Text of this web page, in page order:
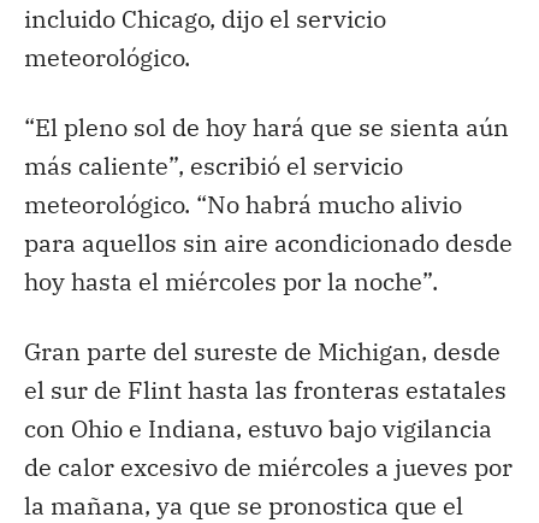
incluido Chicago, dijo el servicio
meteorológico.
“El pleno sol de hoy hará que se sienta aún
más caliente”, escribió el servicio
meteorológico. “No habrá mucho alivio
para aquellos sin aire acondicionado desde
hoy hasta el miércoles por la noche”.
Gran parte del sureste de Michigan, desde
el sur de Flint hasta las fronteras estatales
con Ohio e Indiana, estuvo bajo vigilancia
de calor excesivo de miércoles a jueves por
la mañana, ya que se pronostica que el